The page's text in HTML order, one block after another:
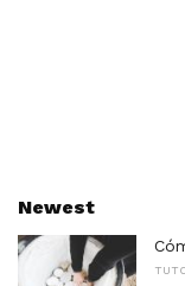
Newest